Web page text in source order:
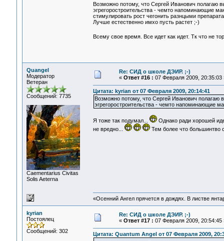
Возможно потому, что Сергей Иванович полагаю
эгрегоростроительства - чемто напоминающие
стимулировать рост чегонить разнцыми
Лучше естественно имхо пусть растет ;-)
Всему свое время. Все идет как идет. Тк что не
Quangel
Модератор
Ветеран
Сообщений: 7735
Сaementarius Civitas
Solis Aeterna
Re: СИД о школе ДЭИР. ;-)
« Ответ #16 : 07 Февраля 2009, 20:35:03
Цитата: kyrian от 07 Февраля 2009, 20:14:41
Возможно потому, что Сергей Иванович полагаю
эгрегоростроительства - чемто напоминающие
Я тоже так подумал...
Однако ради хорошей
не вредно...
Тем более что большинтво
«Осенний Ангел прячется в дождях. В листве
kyrian
Постоялец
Сообщений: 302
Re: СИД о школе ДЭИР. ;-)
« Ответ #17 : 07 Февраля 2009, 20:54:45
Цитата: Quantum Angel от 07 Февраля 2009,